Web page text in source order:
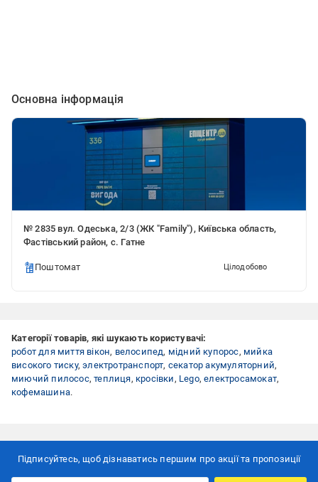
Основна інформація
№ 2835 вул. Одеська, 2/3 (ЖК "Family"), Київська область,
Фастівський район, с. Гатне
Поштомат Цілодобово
Категорії товарів, які шукають користувачі:
робот для миття вікон, велосипед, мідний купорос, мийка
високого тиску,электротранспорт, секатор акумуляторний,
миючий пилосос,теплиця, кросівки, Lego,електросамокат,
кофемашина.
Підписуйтесь, щоб дізнаватись першим про акції та пропозиції